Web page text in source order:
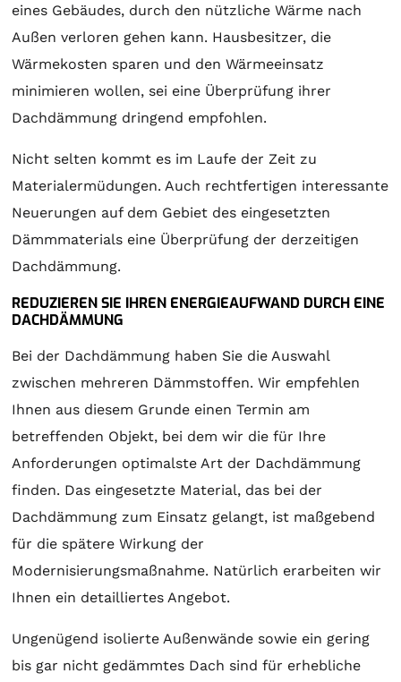
eines Gebäudes, durch den nützliche Wärme nach
Außen verloren gehen kann. Hausbesitzer, die
Wärmekosten sparen und den Wärmeeinsatz
minimieren wollen, sei eine Überprüfung ihrer
Dachdämmung dringend empfohlen.
Nicht selten kommt es im Laufe der Zeit zu
Materialermüdungen. Auch rechtfertigen interessante
Neuerungen auf dem Gebiet des eingesetzten
Dämmmaterials eine Überprüfung der derzeitigen
Dachdämmung.
REDUZIEREN SIE IHREN ENERGIEAUFWAND DURCH EINE
DACHDÄMMUNG
Bei der Dachdämmung haben Sie die Auswahl
zwischen mehreren Dämmstoffen. Wir empfehlen
Ihnen aus diesem Grunde einen Termin am
betreffenden Objekt, bei dem wir die für Ihre
Anforderungen optimalste Art der Dachdämmung
finden. Das eingesetzte Material, das bei der
Dachdämmung zum Einsatz gelangt, ist maßgebend
für die spätere Wirkung der
Modernisierungsmaßnahme. Natürlich erarbeiten wir
Ihnen ein detailliertes Angebot.
Ungenügend isolierte Außenwände sowie ein gering
bis gar nicht gedämmtes Dach sind für erhebliche